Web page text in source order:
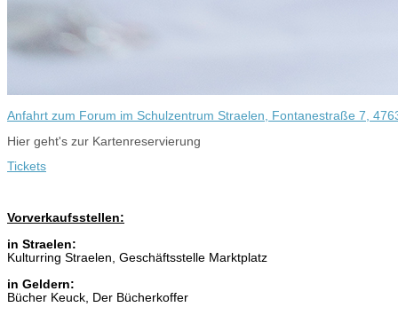
Anfahrt zum Forum im Schulzentrum Straelen, Fontanestraße 7,
Hier geht's zur Kartenreservierung
Tickets
Vorverkaufsstellen:
in Straelen:
Kulturring Straelen, Geschäftsstelle Marktplatz
in Geldern:
Bücher Keuck, Der Bücherkoffer